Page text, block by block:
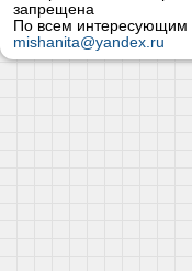
запрещена
По всем
mishanita@yandex.ru